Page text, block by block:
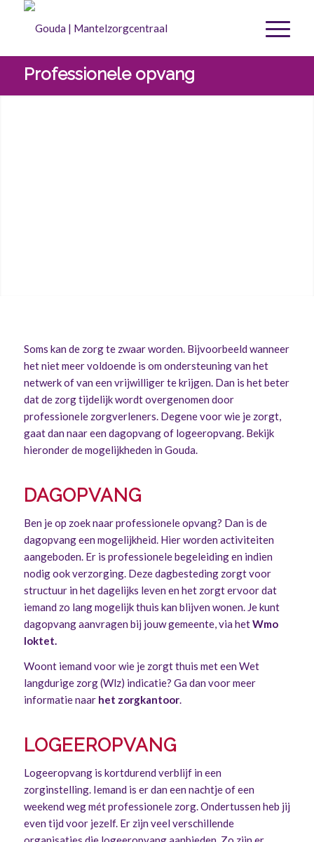
Professionele opvang
Soms kan de zorg te zwaar worden. Bijvoorbeeld wanneer
het niet meer voldoende is om ondersteuning van het
netwerk of van een vrijwilliger te krijgen. Dan is het beter
dat de zorg tijdelijk wordt overgenomen door
professionele zorgverleners. Degene voor wie je zorgt,
gaat dan naar een dagopvang of logeeropvang. Bekijk
hieronder de mogelijkheden in Gouda.
DAGOPVANG
Ben je op zoek naar professionele opvang? Dan is de
dagopvang een mogelijkheid. Hier worden activiteiten
aangeboden. Er is professionele begeleiding en indien
nodig ook verzorging. Deze dagbesteding zorgt voor
structuur in het dagelijks leven en het zorgt ervoor dat
iemand zo lang mogelijk thuis kan blijven wonen. Je kunt
dagopvang aanvragen bij jouw gemeente, via hetWmo
loktet
Woont iemand voor wie je zorgt thuis met een Wet
langdurige zorg (Wlz) indicatie? Ga dan voor meer
informatie naar het zorgkantoor.
LOGEEROPVANG
Logeeropvang is kortdurend verblijf in een
zorginstelling. Iemand is er dan een nachtje of een
weekend weg mét professionele zorg. Ondertussen heb jij
even tijd voor jezelf. Er zijn veel verschillende